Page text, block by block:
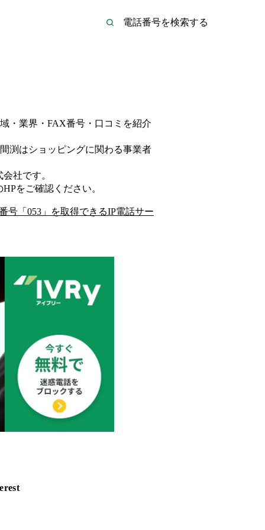
・業界・FAX番号・口コミを紹介
渕はショッピングに関わる事業者
会社です。
HPをご確認ください。
号「 053 」を取得できるIP電話サー